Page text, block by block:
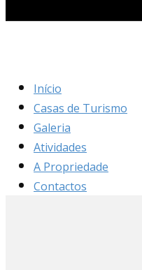
Início
Casas de Turismo
Galeria
Atividades
A Propriedade
Contactos